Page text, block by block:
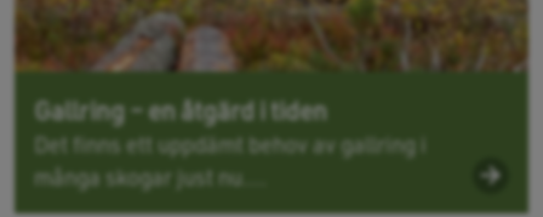
Gallring – en åtgärd i tiden
Det finns ett uppdämt behov av gallring i
många skogar just nu....